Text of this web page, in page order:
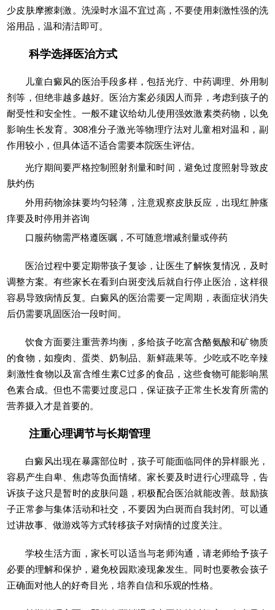
少皮肤摩擦刺激。洗澡时水温不宜过高，不要使用刺激性强的洗
浴用品，温和清洁即可。
科学选择医治方式
儿童白癜风的医治手段多样，包括光疗、中药调理、外用制
剂等，但绝非越多越好。医治方案必须因人而异，考虑到孩子的
耐受性和安全性。一般不建议给幼儿使用强效激素类药物，以免
影响生长发育。308准分子激光等物理疗法对儿童相对温和，副
作用较小，但具体适不适合需要本院医生评估。
光疗期间要严格控制照射剂量和时间，避免过度照射导致皮
肤灼伤
外用药物涂抹要均匀轻薄，注意观察皮肤反应，出现红肿瘙
痒要及时停用并咨询
口服药物需严格遵医嘱，不可随意增减剂量或停药
医治过程中要定期带孩子复诊，让医生了解恢复情况，及时
调整方案。有些家长在看到白斑变浅后就自行停止医治，这样很
容易导致病情反复。白癜风的医治需要一定周期，表面症状消失
后仍需要巩固医治一段时间。
饮食方面要注重营养均衡，多给孩子吃富含酪氨酸和矿物质
的食物，如瘦肉、蛋类、奶制品、新鲜蔬果等。少吃或不吃辛辣
刺激性食物以及富含维生素C过多的食品，这些食物可能影响黑
色素合成。但也不需要过度忌口，保证孩子正常生长发育所需的
营养摄入才是首要的。
注重心理调节与长期管理
白癜风出现在暴露部位时，孩子可能面临同伴的异样眼光，
容易产生自卑、焦虑等负面情绪。家长要及时进行心理疏导，告
诉孩子这只是暂时的皮肤问题，积极配合医治就能改善。鼓励孩
子正常参与集体活动和社交，不要因为白斑而自我封闭。可以通
过讲故事、做游戏等方式转移孩子对病情的过度关注。
学校生活方面，家长可以适当与老师沟通，请老师给予孩子
必要的理解和保护，避免校园欺凌现象发生。同时也要教会孩子
正确面对他人的好奇目光，培养自信和乐观的性格。